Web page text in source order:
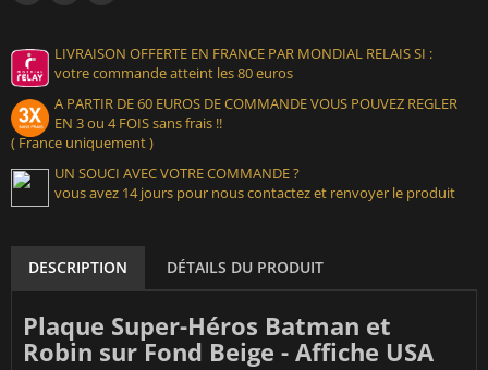
LIVRAISON OFFERTE EN FRANCE PAR MONDIAL RELAIS SI :
votre commande atteint les 80 euros
A PARTIR DE 60 EUROS DE COMMANDE VOUS POUVEZ REGLER
EN 3 ou 4 FOIS sans frais !!
( France uniquement )
UN SOUCI AVEC VOTRE COMMANDE ?
vous avez 14 jours pour nous contactez et renvoyer le produit
DESCRIPTION DÉTAILS DU PRODUIT
Plaque Super-Héros Batman et
Robin sur Fond Beige - Affiche USA